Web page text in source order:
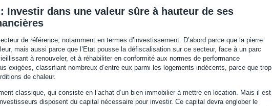
Investir dans une valeur sûre à hauteur de ses
de référence, notamment en termes d’investissement. D’abord parce que la pierre
mais aussi parce que l’Etat pousse la défiscalisation sur ce secteur, face à un parc
à renouveler, et à réhabiliter en conformité aux normes de performance
exigées, classifiant nombreux d’entre eux parmi les logements indécents, parce que trop
de chaleur.
classique, qui consiste en l’achat d’un bien immobilier à mettre en location. Mais il est
disposent du capital nécessaire pour investir. Ce capital devra englober le